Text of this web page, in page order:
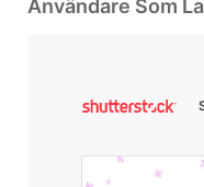
Användare Som